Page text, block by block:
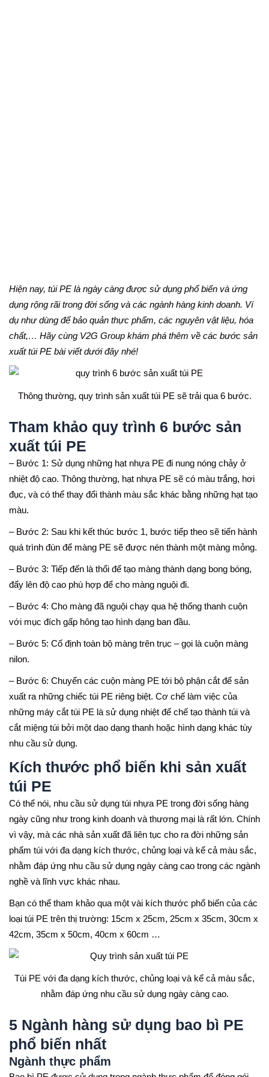
Hiện nay, túi PE là ngày càng được sử dụng phổ biến và ứng
dụng rộng rãi trong đời sống và các ngành hàng kinh doanh. Ví
dụ như dùng để bảo quản thực phẩm, các nguyên vật liệu, hóa
chất,… Hãy cùng V2G Group khám phá thêm về các bước sản
xuất túi PE bài viết dưới đây nhé!
Thông thường, quy trình sản xuất túi PE sẽ trải qua 6 bước.
Tham khảo quy trình 6 bước sản
xuất túi PE
– Bước 1: Sử dụng những hạt nhựa PE đi nung nóng chảy ở
nhiệt độ cao. Thông thường, hạt nhựa PE sẽ có màu trắng, hơi
đục, và có thể thay đổi thành màu sắc khác bằng những hạt tạo
màu.
– Bước 2: Sau khi kết thúc bước 1, bước tiếp theo sẽ tiến hành
quá trình đùn để màng PE sẽ được nén thành một màng mỏng.
– Bước 3: Tiếp đến là thổi để tạo màng thành dạng bong bóng,
đẩy lên độ cao phù hợp để cho màng nguội đi.
– Bước 4: Cho màng đã nguội chạy qua hệ thống thanh cuộn
với mục đích gấp hông tạo hình dạng ban đầu.
– Bước 5: Cố định toàn bộ màng trên trục – gọi là cuộn màng
nilon.
– Bước 6: Chuyển các cuộn màng PE tới bộ phận cắt để sản
xuất ra những chiếc túi PE riêng biệt. Cơ chế làm việc của
những máy cắt túi PE là sử dụng nhiệt để chế tạo thành túi và
cắt miệng túi bởi một dao dạng thanh hoặc hình dạng khác tùy
nhu cầu sử dụng.
Kích thước phổ biến khi sản xuất
túi PE
Có thể nói, nhu cầu sử dụng túi nhựa PE trong đời sống hàng
ngày cũng như trong kinh doanh và thương mại là rất lớn. Chính
vì vậy, mà các nhà sản xuất đã liên tục cho ra đời những sản
phẩm túi với đa dạng kích thước, chủng loại và kể cả màu sắc,
nhằm đáp ứng nhu cầu sử dụng ngày càng cao trong các ngành
nghề và lĩnh vực khác nhau.
Bạn có thể tham khảo qua một vài kích thước phổ biến của các
loại túi PE trên thị trường: 15cm x 25cm, 25cm x 35cm, 30cm x
42cm, 35cm x 50cm, 40cm x 60cm …
Túi PE với đa dạng kích thước, chủng loại và kể cả màu sắc,
nhằm đáp ứng nhu cầu sử dụng ngày càng cao.
5 Ngành hàng sử dụng bao bì PE
phổ biến nhất
Ngành thực phẩm